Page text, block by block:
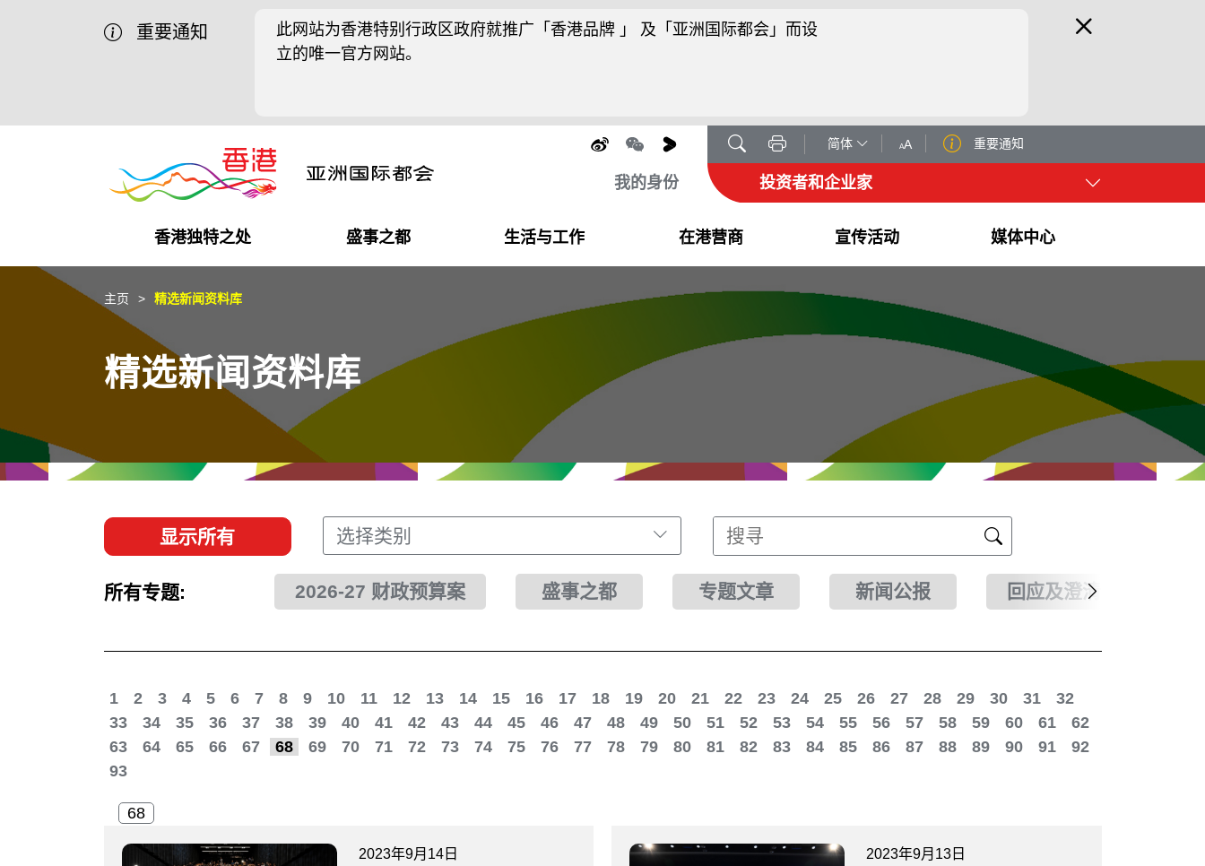
重要通知
此网站为香港特别行政区政府就推广「香港品牌 」 及「亚洲国际都会」而设
立的唯一官方网站。
简体 重要通知
我的身份 投资者和企业家
香港独特之处
商业机遇
独特优势
盛事之都
盛事之都
最新活动精选
生活与工作
在港工作
都会生活
在港营商
在港创业
初创企业
宣传活动
推广香港@中国内地
推广香港@中东
推广香港@粤港澳大湾区
媒体中心
最新资讯
媒体资讯
主页 精选新闻资料库
精选新闻资料库
显示所有 选择类别
所有专题: 2026-27 财政预算案 盛事之都 专题文章 新闻公报 回应及澄清
1 2 3 4 5 6 7 8 9 10 11 12 13 14 15 16 17 18 19 20 21 22 23 24 25 26 27 28 29 30 31
32
33
34 35 36 37 38 39 40 41 42 43 44 45 46 47 48 49 50 51 52 53 54 55 56 57 58 59 60 61
62
63
64 65 66 67 68 69 70 71 72 73 74 75 76 77 78 79 80 81 82 83 84 85 86 87 88 89 90 91
92
93
2023年9月14日 2023年9月13日